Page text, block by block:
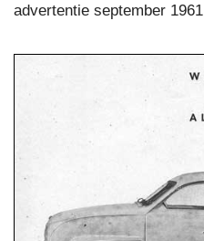
advertentie september 1961